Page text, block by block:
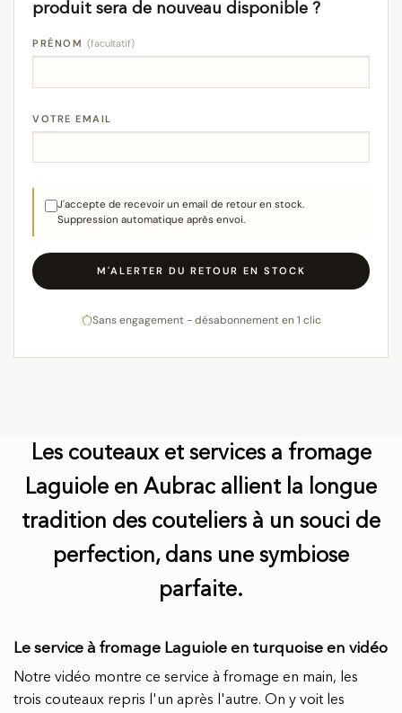
produit sera de nouveau disponible ?
PRÉNOM (facultatif)
VOTRE EMAIL
J'accepte de recevoir un email de retour en stock.
Suppression automatique après envoi.
M'ALERTER DU RETOUR EN STOCK
Sans engagement - désabonnement en 1 clic
Les couteaux et services a fromage
Laguiole en Aubrac allient la longue
tradition des couteliers à un souci de
perfection, dans une symbiose
parfaite.
Le service à fromage Laguiole en turquoise en vidéo
Notre vidéo montre ce service à fromage en main, les
trois couteaux repris l'un après l'autre. On y voit les